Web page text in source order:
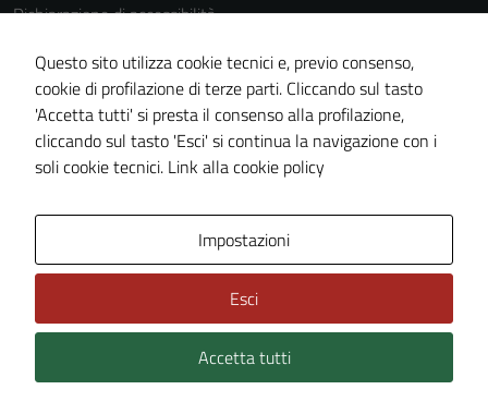
Dichiarazione di accessibilità
Dichiarazione di accessibilità Servizi
Whistleblowing
Piano di miglioramento del sito
Area riservata
Technical Design s.r.l.
Questo sito utilizza cookie tecnici e, previo consenso,
cookie di profilazione di terze parti. Cliccando sul tasto
'Accetta tutti' si presta il consenso alla profilazione,
cliccando sul tasto 'Esci' si continua la navigazione con i
soli cookie tecnici. Link alla cookie policy
Impostazioni
Esci
Accetta tutti
funzionamento
del sito e non
possono
essere
disabilitati.
Questi cookie
non raccolgono
informazioni
personali.